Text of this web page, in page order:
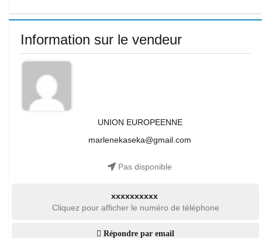
Information sur le vendeur
UNION EUROPEENNE
marlenekaseka@gmail.com
Pas disponible
xxxxxxxxxx
Cliquez pour afficher le numéro de téléphone
Répondre par email